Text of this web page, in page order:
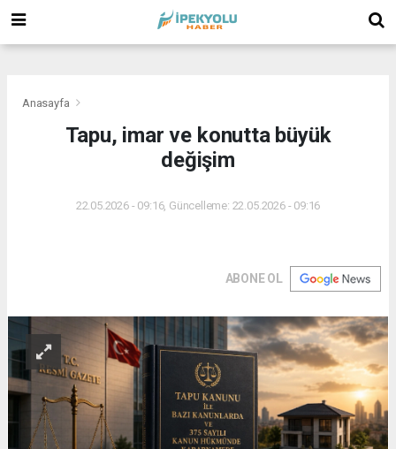
Anasayfa
Tapu, imar ve konutta büyük
değişim
22.05.2026 - 09:16, Güncelleme: 22.05.2026 - 09:16
ABONE OL